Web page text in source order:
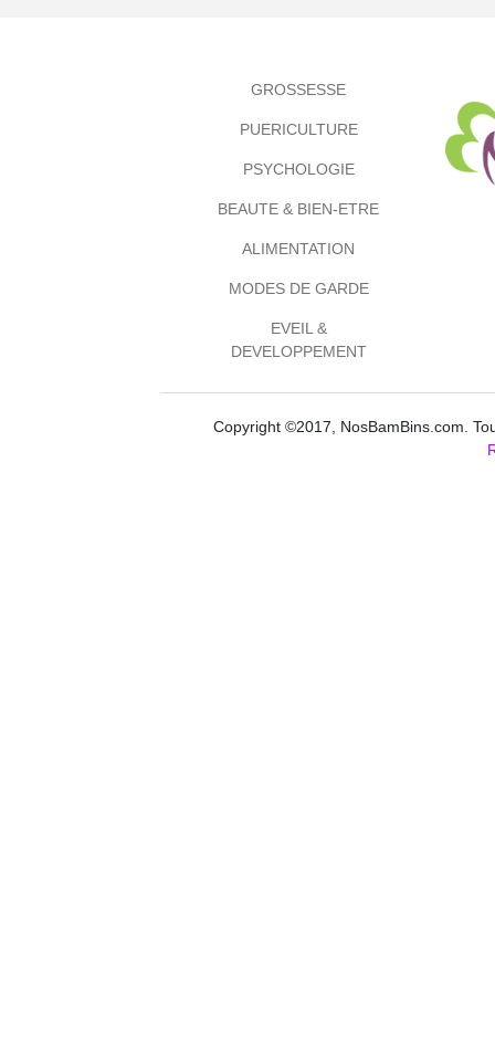
GROSSESSE
PUERICULTURE
PSYCHOLOGIE
BEAUTE & BIEN-ETRE
ALIMENTATION
MODES DE GARDE
EVEIL &
DEVELOPPEMENT
Copyright ©2017, NosBamBins.com.